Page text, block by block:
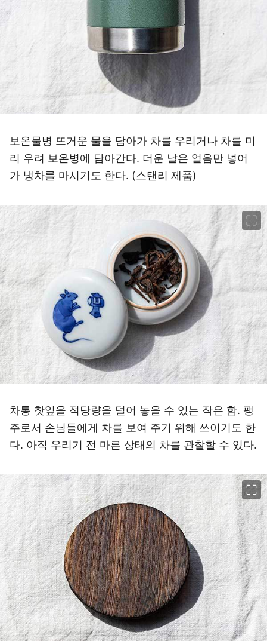
보온물병 뜨거운 물을 담아가 차를 우리거나 차를 미
리 우려 보온병에 담아간다. 더운 날은 얼음만 넣어
가 냉차를 마시기도 한다. (스탠리 제품)
차통 찻잎을 적당량을 덜어 놓을 수 있는 작은 함. 팽
주로서 손님들에게 차를 보여 주기 위해 쓰이기도 한
다. 아직 우리기 전 마른 상태의 차를 관찰할 수 있다.